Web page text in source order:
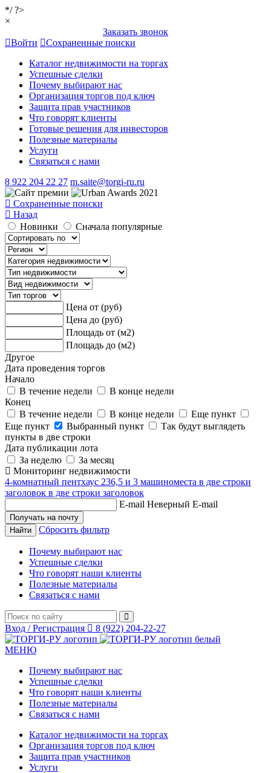
*/ ?>
×
Заказать звонок
Войти
Сохраненные поиски
Каталог недвижимости на торгах
Успешные сделки
Почему выбирают нас
Организация торгов под ключ
Защита прав участников
Что говорят клиенты
Готовые решения для инвесторов
Полезные материалы
Услуги
Связаться с нами
8 922 204 22 27 m.saite@torgi-ru.ru
Сохраненные поиски
Назад
Новинки
Сначала популярные
Цена от (руб)
Цена до (руб)
Площадь от (м2)
Площадь до (м2)
Другое
Дата проведения торгов
Начало
В течение недели
В конце недели
Конец
В течение недели
В конце недели
Еще пункт
Еще пункт
Выбранный пункт
Так будут выглядеть
пункты в две строки
Дата публикации лота
За неделю
За месяц
Мониторинг недвижимости
4-комнатный пентхаус 236,5 и 3 машиноместа в две строки
заголовок в две строки заголовок
E-mail Неверный E-mail
Сбросить фильтр
Почему выбирают нас
Успешные сделки
Что говорят наши клиенты
Полезные материалы
Связаться с нами
Вход / Регистрация 8 (922) 204-22-27
МЕНЮ
Почему выбирают нас
Успешные сделки
Что говорят наши клиенты
Полезные материалы
Связаться с нами
Каталог недвижимости на торгах
Организация торгов под ключ
Защита прав участников
Услуги